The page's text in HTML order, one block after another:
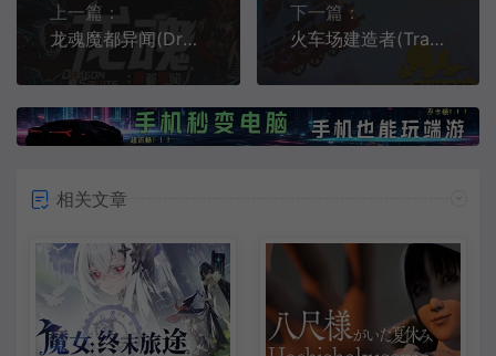
上一篇：
龙魂魔都异闻(Dragon Spirits 2)简中|PC|RPG|怪物收集回合制角色扮演游戏
下一篇：
火车场建造者(Train Yard Builder)简中|PC|SIM|铁路建设模拟游戏
相关文章